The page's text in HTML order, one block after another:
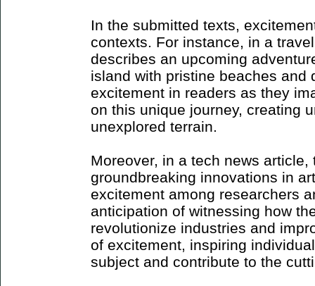
In the submitted texts,
contexts. For instance, in a
describes an upcoming
island with pristine beaches and
excitement in readers as they
on this unique journey, creating
unexplored terrain.
Moreover, in a tech news
groundbreaking innovations in
excitement among researchers
anticipation of witnessing how
revolutionize industries and
of excitement, inspiring
subject and contribute to the